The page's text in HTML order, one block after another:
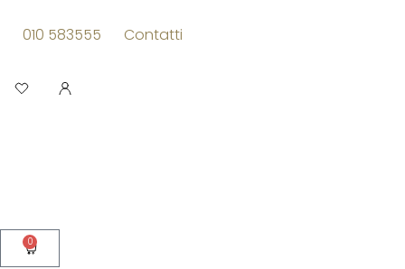
010 583555 Contatti
0
Carrello